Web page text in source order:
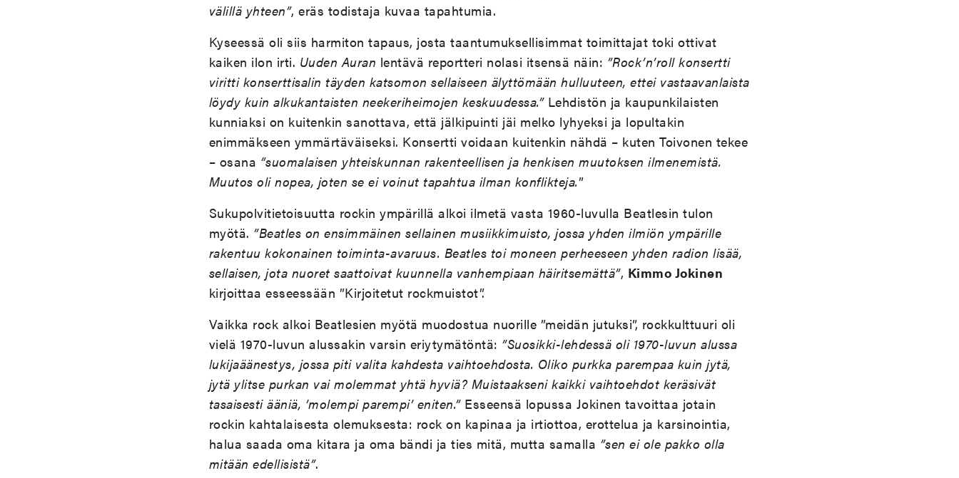
välillä yhteen”, eräs todistaja kuvaa tapahtumia.
Kyseessä oli siis harmiton tapaus, josta taantumuksellisimmat toimittajat toki ottivat
kaiken ilon irti. Uuden Auran lentävä reportteri nolasi itsensä näin: ”Rock’n’roll konsertti
viritti konserttisalin täyden katsomon sellaiseen älyttömään hulluuteen, ettei vastaavanlaista
löydy kuin alkukantaisten neekeriheimojen keskuudessa.”Lehdistön ja kaupunkilaisten
kunniaksi on kuitenkin sanottava, että jälkipuinti jäi melko lyhyeksi ja lopultakin
enimmäkseen ymmärtäväiseksi. Konsertti voidaan kuitenkin nähdä – kuten Toivonen tekee
– osana ”suomalaisen yhteiskunnan rakenteellisen ja henkisen muutoksen ilmenemistä.
Muutos oli nopea, joten se ei voinut tapahtua ilman konflikteja.”
Sukupolvitietoisuutta rockin ympärillä alkoi ilmetä vasta 1960-luvulla Beatlesin tulon
myötä. ”Beatles on ensimmäinen sellainen musiikkimuisto, jossa yhden ilmiön ympärille
rakentuu kokonainen toiminta-avaruus. Beatles toi moneen perheeseen yhden radion lisää,
sellaisen, jota nuoret saattoivat kuunnella vanhempiaan häiritsemättä”, Kimmo Jokinen
kirjoittaa esseessään ”Kirjoitetut rockmuistot”.
Vaikka rock alkoi Beatlesien myötä muodostua nuorille ”meidän jutuksi”, rockkulttuuri oli
vielä 1970-luvun alussakin varsin eriytymätöntä: ”Suosikki-lehdessä oli 1970-luvun alussa
lukijaäänestys, jossa piti valita kahdesta vaihtoehdosta. Oliko purkka parempaa kuin jytä,
jytä ylitse purkan vai molemmat yhtä hyviä? Muistaakseni kaikki vaihtoehdot keräsivät
tasaisesti ääniä, ’molempi parempi’ eniten.”Esseensä lopussa Jokinen tavoittaa jotain
rockin kahtalaisesta olemuksesta: rock on kapinaa ja irtiottoa, erottelua ja karsinointia,
halua saada oma kitara ja oma bändi ja ties mitä, mutta samalla ”sen ei ole pakko olla
mitään edellisistä”.